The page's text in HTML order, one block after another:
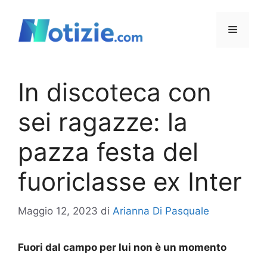
contenuto
Menu
In discoteca con
sei ragazze: la
pazza festa del
fuoriclasse ex Inter
Maggio 12, 2023 di Arianna Di Pasquale
Fuori dal campo per lui non è un momento